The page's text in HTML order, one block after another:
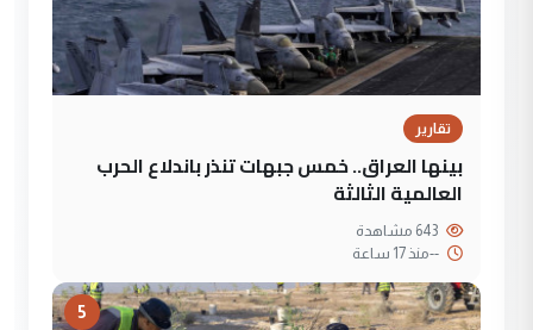
تقارير
بينها العراق.. خمس جبهات تنذر باندلاع الحرب
العالمية الثالثة
--منذ 17 ساعة
5